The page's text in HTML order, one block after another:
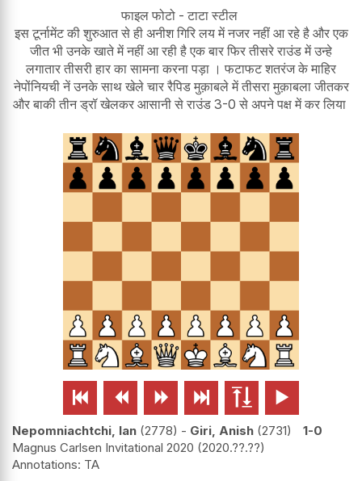
फाइल फोटो - टाटा स्टील
इस टूर्नामेंट की शुरुआत से ही अनीश गिरि लय में नजर नहीं आ रहे है और एक
जीत भी उनके खाते में नहीं आ रही है एक बार फिर तीसरे राउंड में उन्हे
लगातार तीसरी हार का सामना करना पड़ा । फटाफट शतरंज के माहिर
नेपोंनियची नें उनके साथ खेले चार रैपिड मुक़ाबले में तीसरा मुक़ाबला जीतकर
और बाकी तीन ड्रॉ खेलकर आसानी से राउंड 3-0 से अपने पक्ष में कर लिया
     
Nepomniachtchi, Ian 2778 - Giri, Anish 2731
1-0
Magnus Carlsen Invitational 2020 2020.??.??
TA